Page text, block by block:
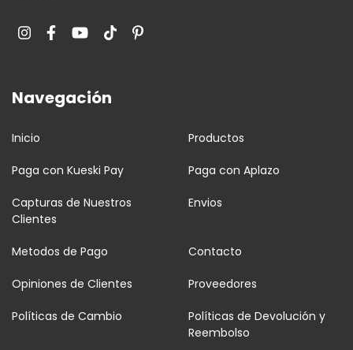
Navegación
Inicio Productos
Paga con Kueski Pay Paga con Aplazo
Capturas de Nuestros
Clientes
Envios
Metodos de Pago Contacto
Opiniones de Clientes Proveedores
Políticas de Cambio
Políticas de Devolución y
Reembolso